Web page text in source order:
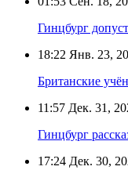
Гинцбург
18:22 Янв. 23,
Британские
11:57 Дек. 31,
Гинцбург
17:24 Дек. 30,